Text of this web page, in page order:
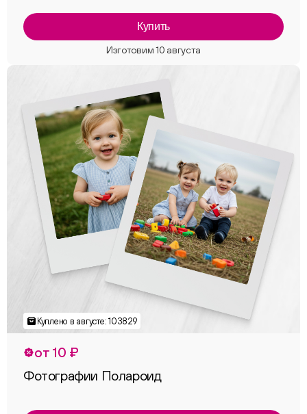
Купить
от 10 ₽
Фотографии Полароид